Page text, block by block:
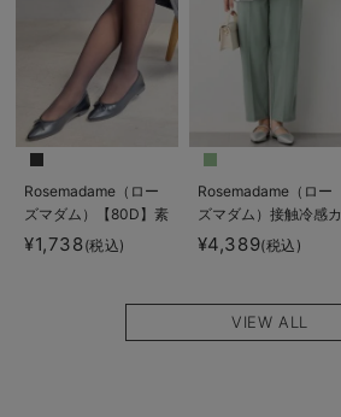
Rosemadame（ロー
ズマダム）【80D】素
肌見えフェイクマタニ
ティタイツ【出産後も
¥1,738(税込)
Rosemadame（ロー
ズマダム）接触冷感カ
ノコストレッチワイド
テーパードパンツ マ
後も長く使える】
¥4,389(税込)
VIEW ALL